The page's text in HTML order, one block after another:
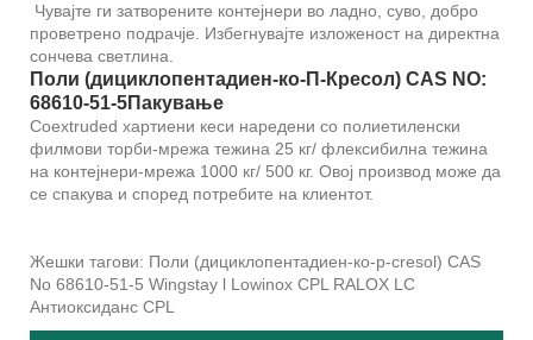
Чувајте ги затворените контејнери во ладно, суво, добро
проветрено подрачје. Избегнувајте изложеност на директна
сончева светлина.
Поли (дициклопентадиен-ко-П-Кресол) CAS NO:
68610-51-5Пакување
Coextruded хартиени кеси наредени со полиетиленски
филмови торби-мрежа тежина 25 кг/ флексибилна тежина
на контејнери-мрежа 1000 кг/ 500 кг. Овој производ може да
се спакува и според потребите на клиентот.
Жешки тагови: Поли (дициклопентадиен-ко-p-cresol) CAS
No 68610-51-5 Wingstay l Lowinox CPL RALOX LC
Антиоксиданс CPL